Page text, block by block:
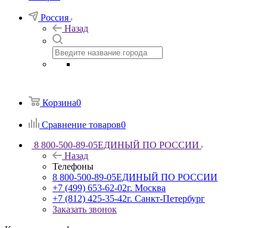
Россия
Назад
Корзина0
Сравнение товаров0
8 800-500-89-05ЕДИНЫЙ ПО РОССИИ
Назад
Телефоны
8 800-500-89-05ЕДИНЫЙ ПО РОССИИ
+7 (499) 653-62-02г. Москва
+7 (812) 425-35-42г. Санкт-Петербург
Заказать звонок